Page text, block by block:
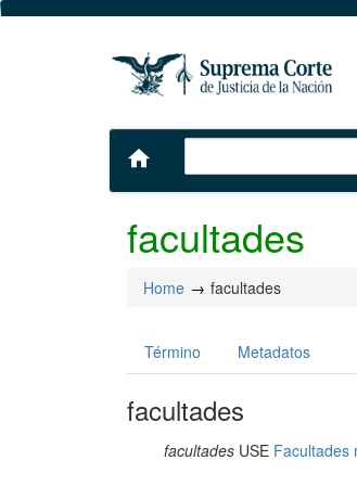
home
facultades
Home facultades
Término Metadatos
facultades
facultades USE Facultades